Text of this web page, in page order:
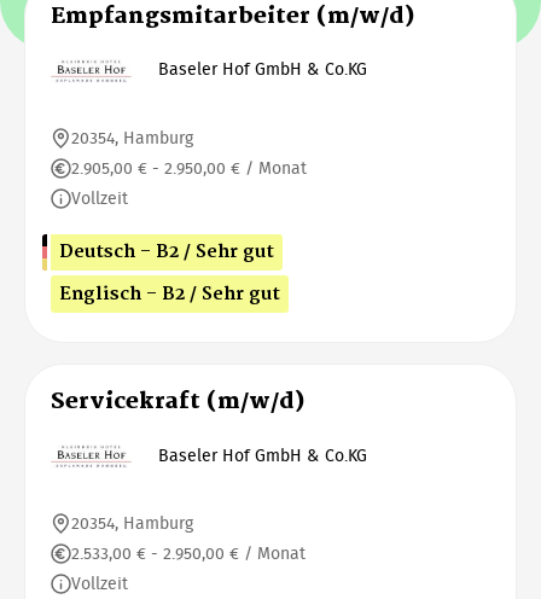
Empfangsmitarbeiter (m/w/d)
Baseler Hof GmbH & Co.KG
20354, Hamburg
2.905,00 € - 2.950,00 € / Monat
Vollzeit
Deutsch - B2 / Sehr gut
Englisch - B2 / Sehr gut
Servicekraft (m/w/d)
Baseler Hof GmbH & Co.KG
20354, Hamburg
2.533,00 € - 2.950,00 € / Monat
Vollzeit